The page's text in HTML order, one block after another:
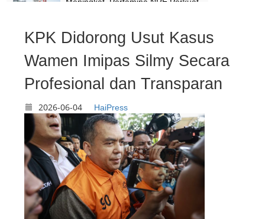
08-07
Pimpinan Komisi X Minta Makalah
MBG yang Catut Prabowo Diusut
08-07
KPK Didorong Usut Kasus
Wamen Imipas Silmy Secara
Profesional dan Transparan
2026-06-04 HaiPress